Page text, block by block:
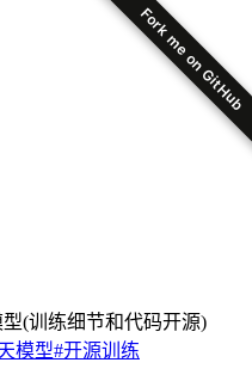
Fork me on GitHub
(训练细节和代码开源)
模型#开源训练